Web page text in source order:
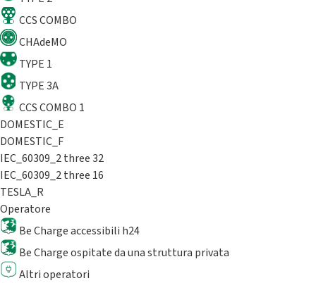
CCS COMBO
CHAdeMO
TYPE 1
TYPE 3A
CCS COMBO 1
DOMESTIC_E
DOMESTIC_F
IEC_60309_2 three 32
IEC_60309_2 three 16
TESLA_R
Operatore
Be Charge accessibili h24
Be Charge ospitate da una struttura privata
Altri operatori